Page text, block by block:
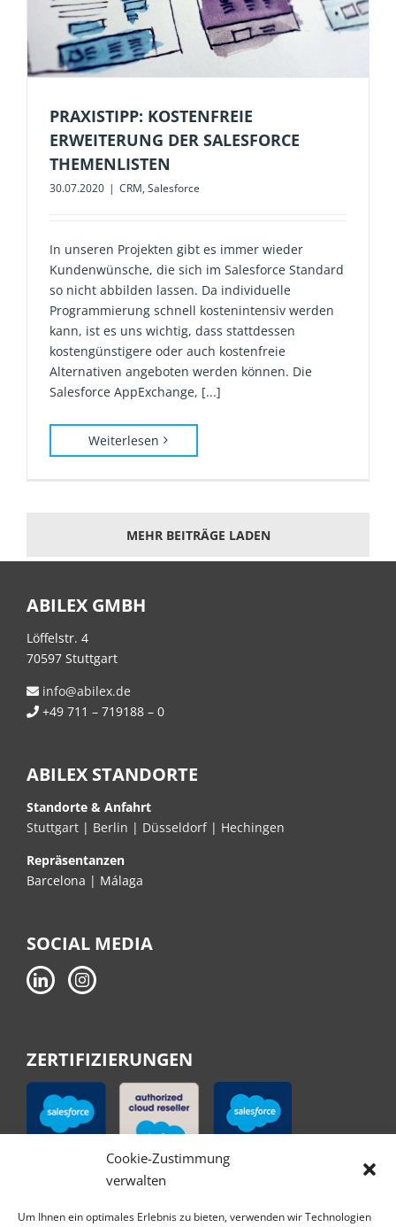
Cookie-Zustimmung
verwalten
Um Ihnen ein optimales Erlebnis zu bieten, verwenden wir Technologien
PRAXISTIPP: KOSTENFREIE
ERWEITERUNG DER SALESFORCE
THEMENLISTEN
30.07.2020 | CRM, Salesforce
In unseren Projekten gibt es immer wieder
Kundenwünsche, die sich im Salesforce Standard
so nicht abbilden lassen. Da individuelle
Programmierung schnell kostenintensiv werden
kann, ist es uns wichtig, dass stattdessen
kostengünstigere oder auch kostenfreie
Alternativen angeboten werden können. Die
Salesforce AppExchange, [...]
Weiterlesen
MEHR BEITRÄGE LADEN
ABILEX GMBH
Löffelstr. 4
70597 Stuttgart
info@abilex.de
+49 711 – 719188 – 0
ABILEX STANDORTE
Standorte & Anfahrt
Stuttgart | Berlin | Düsseldorf | Hechingen
Repräsentanzen
Barcelona | Málaga
SOCIAL MEDIA
ZERTIFIZIERUNGEN